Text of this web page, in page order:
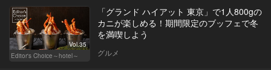
Vol.35
Editor's Choice～hotel～
「グランド ハイアット 東京」で1人800gの
カニが楽しめる！期間限定のブッフェで冬
を満喫しよう
グルメ